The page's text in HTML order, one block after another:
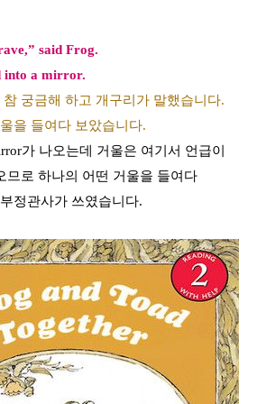
said Frog.
into a mirror.
궁금해 하고 개구리가 말했습니다.
을 들여다 보았습니다.
가 나오는데 거울은 여기서 언급이
므로 하나의 어떤 거울을 들여다
정관사가 쓰였습니다.